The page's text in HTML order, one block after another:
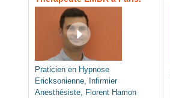
Praticien en Hypnose
Ericksonienne, Infirmier
Anesthésiste, Florent Hamon